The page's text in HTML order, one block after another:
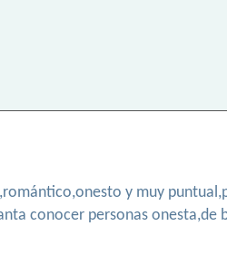
y muy
conocer personas